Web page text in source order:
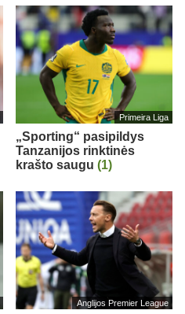
Primeira Liga
„Sporting“ pasipildys
Tanzanijos rinktinės
krašto saugu (1)
Anglijos Premier League